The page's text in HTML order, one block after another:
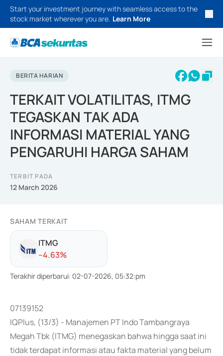
Start your investment journey with seamless access to the
stock market wherever you are. Learn More
BERITA HARIAN
TERKAIT VOLATILITAS, ITMG
TEGASKAN TAK ADA
INFORMASI MATERIAL YANG
PENGARUHI HARGA SAHAM
TERBIT PADA
12 March 2026
SAHAM TERKAIT
ITMG
--4.63%
Terakhir diperbarui: 02-07-2026, 05:32:pm
07139152
IQPlus, (13/3) - Manajemen PT Indo Tambangraya
Megah Tbk (ITMG) menegaskan bahwa hingga saat ini
tidak terdapat informasi atau fakta material yang belum